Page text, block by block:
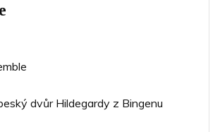
dvůr Hildegardy z Bingenu